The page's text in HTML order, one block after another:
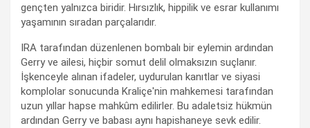
gençten yalnızca biridir. Hırsızlık, hippilik ve esrar kullanımı
yaşamının sıradan parçalarıdır.
IRA tarafından düzenlenen bombalı bir eylemin ardından
Gerry ve ailesi, hiçbir somut delil olmaksızın suçlanır.
İşkenceyle alınan ifadeler, uydurulan kanıtlar ve siyasi
komplolar sonucunda Kraliçe'nin mahkemesi tarafından
uzun yıllar hapse mahkûm edilirler. Bu adaletsiz hükmün
ardından Gerry ve babası aynı hapishaneye sevk edilir.